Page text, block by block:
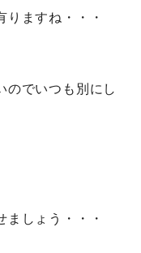
りますね・・・
のでいつも別にし
ましょう・・・